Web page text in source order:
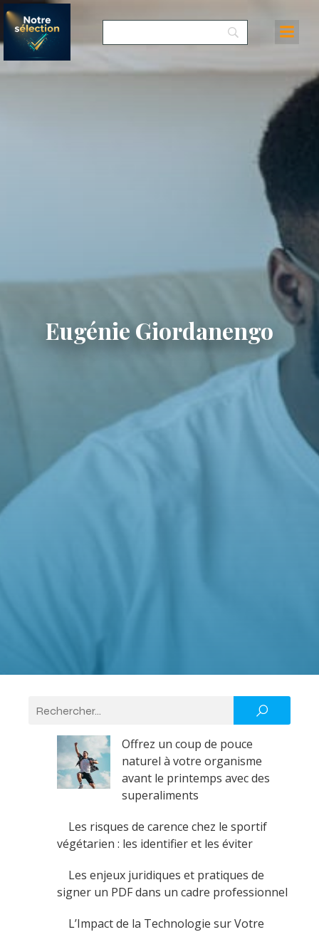
Eugénie Giordanengo
Offrez un coup de pouce
naturel à votre organisme
avant le printemps avec des
superaliments
Les risques de carence chez le sportif
végétarien : les identifier et les éviter
Les enjeux juridiques et pratiques de
signer un PDF dans un cadre professionnel
L’Impact de la Technologie sur Votre